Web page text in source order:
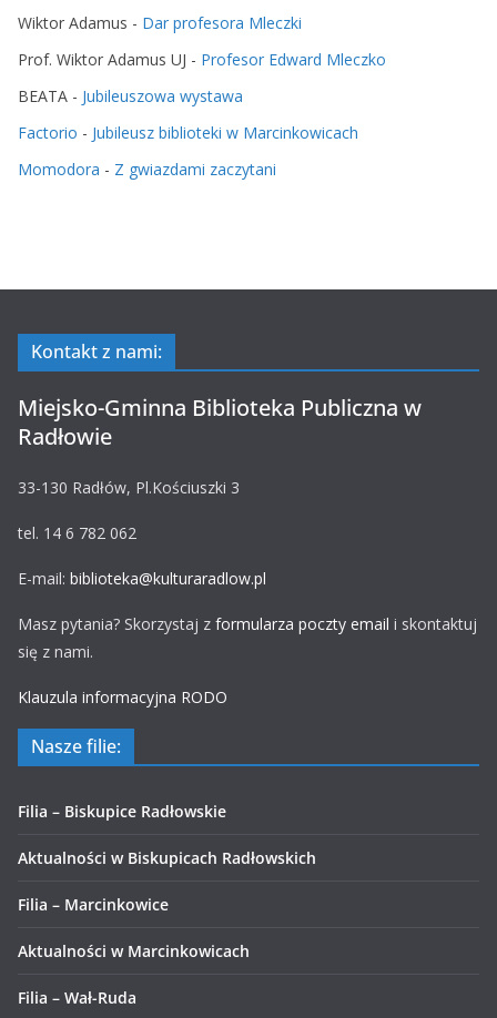
Wiktor Adamus - Dar profesora Mleczki
Prof. Wiktor Adamus UJ - Profesor Edward Mleczko
BEATA - Jubileuszowa wystawa
Factorio - Jubileusz biblioteki w Marcinkowicach
Momodora - Z gwiazdami zaczytani
Kontakt z nami:
Miejsko-Gminna Biblioteka Publiczna w
Radłowie
33-130 Radłów, Pl.Kościuszki 3
tel. 14 6 782 062
E-mail: biblioteka@kulturaradlow.pl
Masz pytania? Skorzystaj z formularza poczty email i skontaktuj
się z nami.
Klauzula informacyjna RODO
Nasze filie:
Filia – Biskupice Radłowskie
Aktualności w Biskupicach Radłowskich
Filia – Marcinkowice
Aktualności w Marcinkowicach
Filia – Wał-Ruda